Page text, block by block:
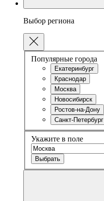
Выбор региона
Популярные города
Екатеринбург
Краснодар
Москва
Новосибирск
Ростов-на-Дону
Санкт-Петербург
Укажите в поле
Выбрать